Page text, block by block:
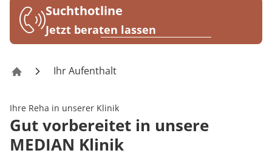
Blog
Karriere
Suchthotline
Jetzt beraten lassen
Rehazentrum Daun – Thommener Höhe
Ihr Aufenthalt
Ihre Reha in unserer Klinik
Gut vorbereitet in unsere
MEDIAN Klinik